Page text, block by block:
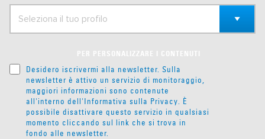
PER PERSONALIZZARE I CONTENUTI
Desidero iscrivermi alla newsletter. Sulla
newsletter è attivo un servizio di monitoraggio,
maggiori informazioni sono contenute
all'interno dell'Informativa sulla Privacy. È
possibile disattivare questo servizio in qualsiasi
momento cliccando sul link che si trova in
fondo alle newsletter.